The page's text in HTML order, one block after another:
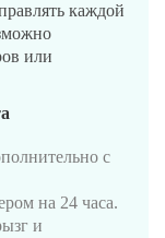
каждой
или
с
на 24 часа.
и